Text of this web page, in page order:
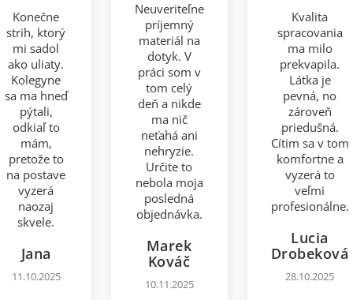
Konečne
strih, ktorý
mi sadol
ako uliaty.
Kolegyne
sa ma hneď
pýtali,
odkiaľ to
mám,
pretože to
na postave
vyzerá
naozaj
skvele.
Jana
11.10.2025
Neuveriteľne
príjemný
materiál na
dotyk. V
práci som v
tom celý
deň a nikde
ma nič
neťahá ani
nehryzie.
Určite to
nebola moja
posledná
objednávka.
Marek
Kováč
10.11.2025
Kvalita
spracovania
ma milo
prekvapila.
Látka je
pevná, no
zároveň
priedušná.
Cítim sa v tom
komfortne a
vyzerá to
veľmi
profesionálne.
Lucia
Drobeková
28.10.2025